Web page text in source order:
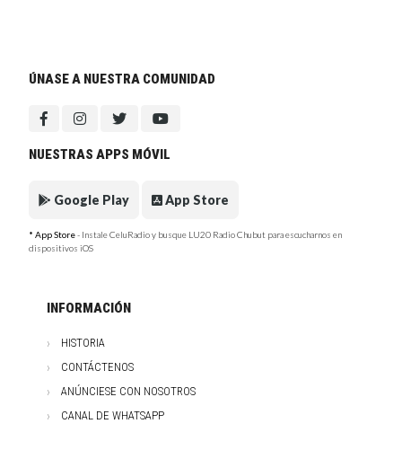
ÚNASE A NUESTRA COMUNIDAD
NUESTRAS APPS MÓVIL
Google Play App Store
* App Store- Instale CeluRadio y busque LU20 Radio Chubut para escucharnos en
dispositivos iOS
INFORMACIÓN
HISTORIA
CONTÁCTENOS
ANÚNCIESE CON NOSOTROS
CANAL DE WHATSAPP